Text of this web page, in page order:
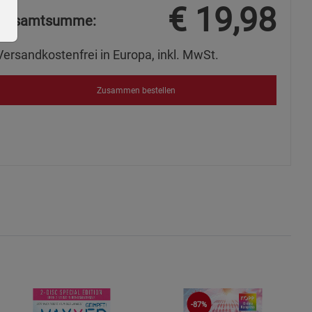
Gesamtsumme: € 19,98
in Europa, inkl. MwSt.
Zusammen bestellen
-87%